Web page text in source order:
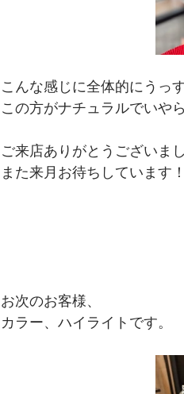
こんな感じに全体的にうっ
この方がナチュラルでいや
ご来店ありがとうございまし
また来月お待ちしています！
お次のお客様、
カラー、ハイライトです。